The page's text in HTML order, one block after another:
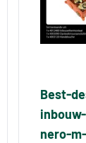
Best-
nero-